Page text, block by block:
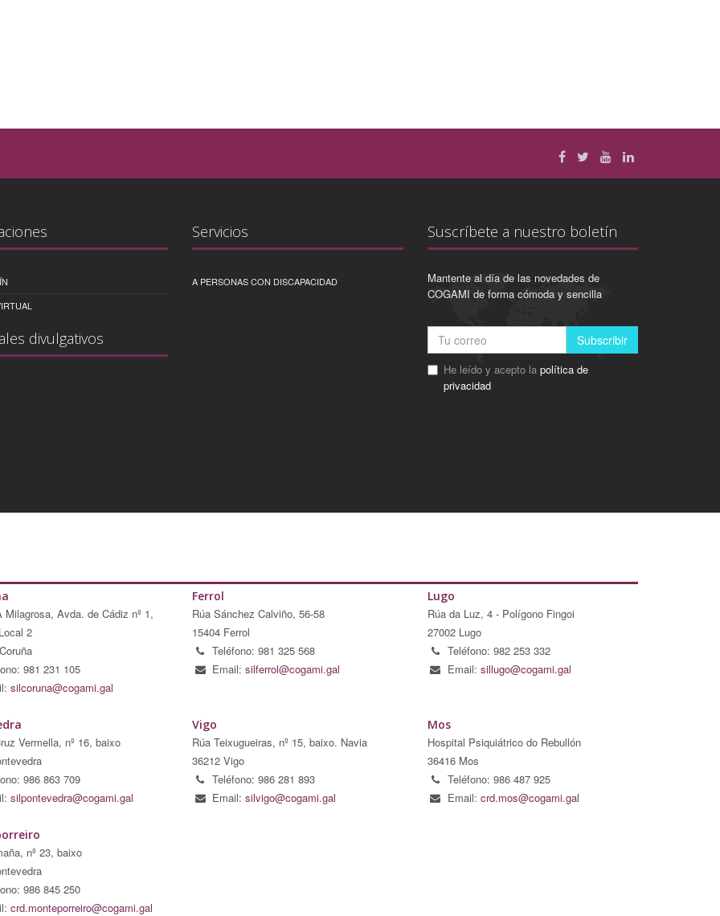
divulgativos
Servicios
A PERSONAS CON DISCAPACIDAD
Suscríbete a nuestro boletín
Mantente al día de las novedades de
COGAMI de forma cómoda y sencilla
Subscribir
He leído y acepto la política de
privacidad
Milagrosa, Avda. de Cádiz nº 1,
2
981 231 105
silcoruna@cogami.gal
Ferrol
Rúa Sánchez Calviño, 56-58
15404 Ferrol
Teléfono: 981 325 568
Email: silferrol@cogami.gal
Lugo
Rúa da Luz, 4 - Polígono Fingoi
27002 Lugo
Teléfono: 982 253 332
Email: sillugo@cogami.gal
Vermella, nº 16, baixo
986 863 709
silpontevedra@cogami.gal
Vigo
Rúa Teixugueiras, nº 15, baixo. Navia
36212 Vigo
Teléfono: 986 281 893
Email: silvigo@cogami.gal
Mos
Hospital Psiquiátrico do Rebullón
36416 Mos
Teléfono: 986 487 925
Email: crd.mos@cogami.gal
nº 23, baixo
986 845 250
crd.monteporreiro@cogami.gal